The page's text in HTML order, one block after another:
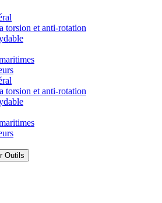
torsion et anti-rotation
torsion et anti-rotation
Outils